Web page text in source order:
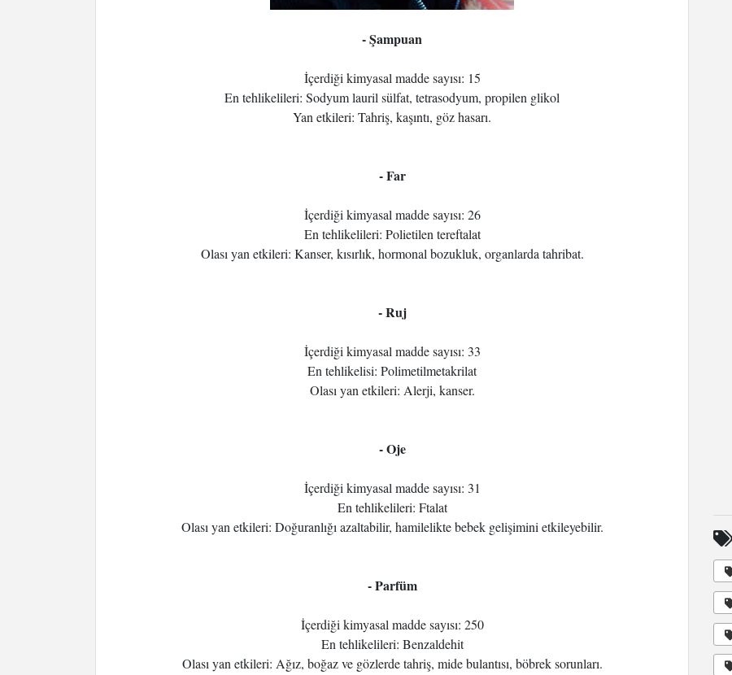
- Şampuan
İçerdiği kimyasal madde sayısı: 15
En tehlikelileri: Sodyum lauril sülfat, tetrasodyum, propilen glikol
Yan etkileri: Tahriş, kaşıntı, göz hasarı.
- Far
İçerdiği kimyasal madde sayısı: 26
En tehlikelileri: Polietilen tereftalat
Olası yan etkileri: Kanser, kısırlık, hormonal bozukluk, organlarda tahribat.
- Ruj
İçerdiği kimyasal madde sayısı: 33
En tehlikelisi: Polimetilmetakrilat
Olası yan etkileri: Alerji, kanser.
- Oje
İçerdiği kimyasal madde sayısı: 31
En tehlikelileri: Ftalat
Olası yan etkileri: Doğuranlığı azaltabilir, hamilelikte bebek gelişimini etkileyebilir.
- Parfüm
İçerdiği kimyasal madde sayısı: 250
En tehlikelileri: Benzaldehit
Olası yan etkileri: Ağız, boğaz ve gözlerde tahriş, mide bulantısı, böbrek sorunları.